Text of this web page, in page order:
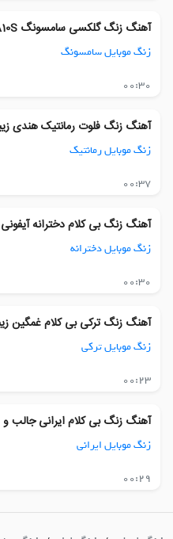
آهنگ زنگ گلکسی سامسونگ A10S اصلی
زنگ موبایل سامسونگ
00:30
آهنگ زنگ فلوت رمانتیک هندی
زنگ موبایل رمانتیک
00:37
آهنگ زنگ بی کلام دخترانه آیفونی
زنگ موبایل دخترانه
00:30
آهنگ زنگ ترکی بی کلام غمگین
زنگ موبایل ترکی
00:23
آهنگ زنگ بی کلام ایرانی جالب و
زنگ موبایل ایرانی
00:29